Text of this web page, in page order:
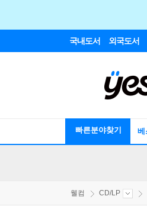
국내도서 외국도서
빠른분야찾기 베
웰컴 CD/LP